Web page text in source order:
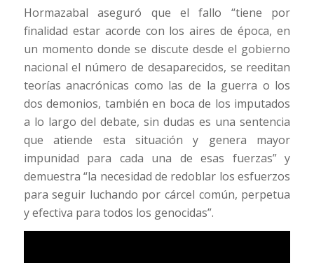
Hormazabal aseguró que el fallo “tiene por
finalidad estar acorde con los aires de época, en
un momento donde se discute desde el gobierno
nacional el número de desaparecidos, se reeditan
teorías anacrónicas como las de la guerra o los
dos demonios, también en boca de los imputados
a lo largo del debate, sin dudas es una sentencia
que atiende esta situación y genera mayor
impunidad para cada una de esas fuerzas” y
demuestra “la necesidad de redoblar los esfuerzos
para seguir luchando por cárcel común, perpetua
y efectiva para todos los genocidas”.